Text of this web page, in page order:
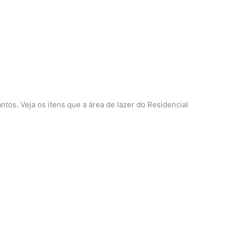
Veja os itens que a área de lazer do Residencial